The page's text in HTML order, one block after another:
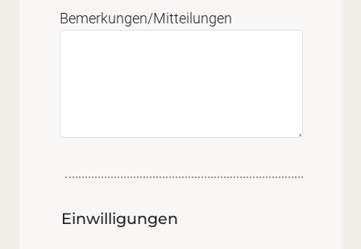
Bemerkungen/Mitteilungen
Einwilligungen